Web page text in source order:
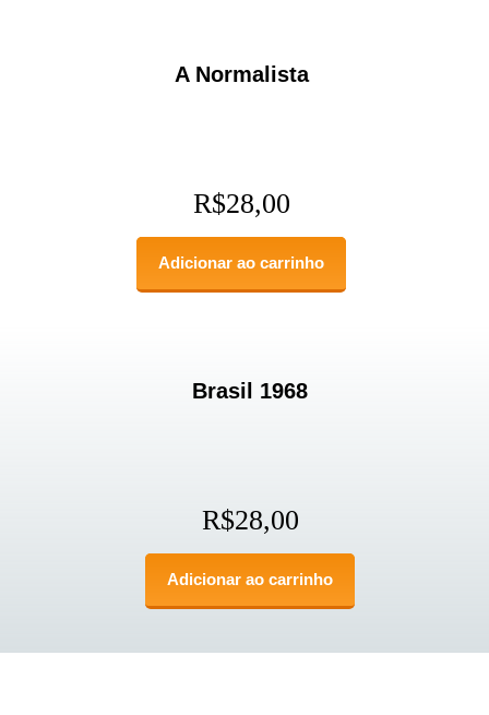
A Normalista
R$28,00
Adicionar ao carrinho
Brasil 1968
R$28,00
Adicionar ao carrinho